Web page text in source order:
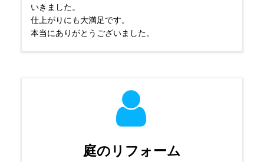
いきました。
仕上がりにも大満足です。
本当にありがとうございました。
庭のリフォーム